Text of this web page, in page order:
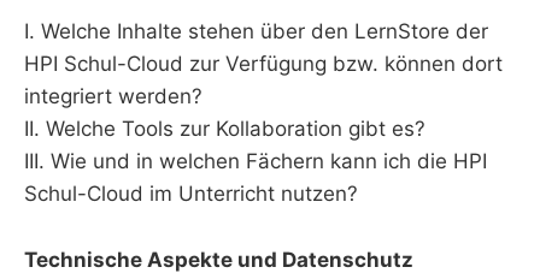
I. Welche Inhalte stehen über den LernStore der
HPI Schul-Cloud zur Verfügung bzw. können dort
integriert werden?
II. Welche Tools zur Kollaboration gibt es?
III. Wie und in welchen Fächern kann ich die HPI
Schul-Cloud im Unterricht nutzen?
Technische Aspekte und Datenschutz